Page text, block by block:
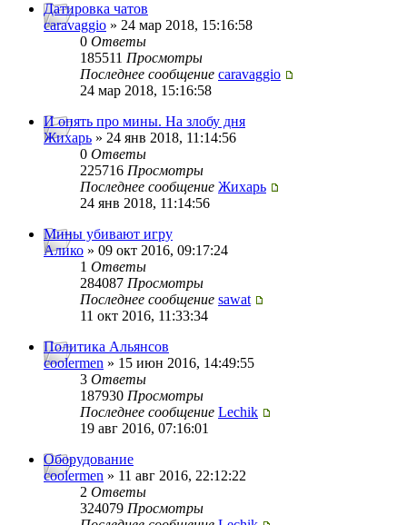
Датировка чатов
caravaggio » 24 мар 2018, 15:16:58
0 Ответы
185511 Просмотры
Последнее сообщение caravaggio
24 мар 2018, 15:16:58
И опять про мины. На злобу дня
Жихарь » 24 янв 2018, 11:14:56
0 Ответы
225716 Просмотры
Последнее сообщение Жихарь
24 янв 2018, 11:14:56
Мины убивают игру
Алико » 09 окт 2016, 09:17:24
1 Ответы
284087 Просмотры
Последнее сообщение sawat
11 окт 2016, 11:33:34
Политика Альянсов
coolermen » 15 июн 2016, 14:49:55
3 Ответы
187930 Просмотры
Последнее сообщение Lechik
19 авг 2016, 07:16:01
Оборудование
coolermen » 11 авг 2016, 22:12:22
2 Ответы
324079 Просмотры